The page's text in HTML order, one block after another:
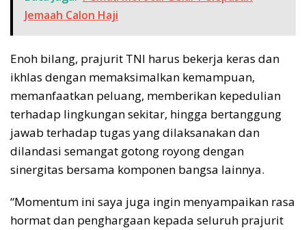
Jemaah Calon Haji
Enoh bilang, prajurit TNI harus bekerja keras dan
ikhlas dengan memaksimalkan kemampuan,
memanfaatkan peluang, memberikan kepedulian
terhadap lingkungan sekitar, hingga bertanggung
jawab terhadap tugas yang dilaksanakan dan
dilandasi semangat gotong royong dengan
sinergitas bersama komponen bangsa lainnya.
“Momentum ini saya juga ingin menyampaikan rasa
hormat dan penghargaan kepada seluruh prajurit